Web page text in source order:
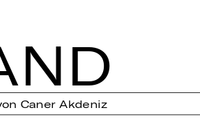
Caner Akdeniz